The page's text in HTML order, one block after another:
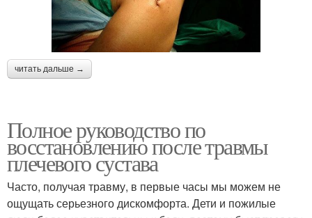
читать дальше →
Полное руководство по
восстановлению после травмы
плечевого сустава
Часто, получая травму, в первые часы мы можем не
ощущать серьезного дискомфорта. Дети и пожилые